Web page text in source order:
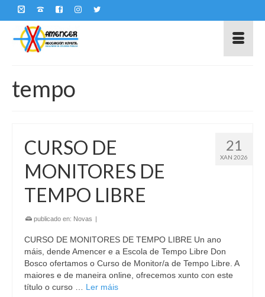
tempo
21
XAN 2026
CURSO DE
MONITORES DE
TEMPO LIBRE
publicado en: Novas |
CURSO DE MONITORES DE TEMPO LIBRE Un ano
máis, dende Amencer e a Escola de Tempo Libre Don
Bosco ofertamos o Curso de Monitor/a de Tempo Libre. A
maiores e de maneira online, ofrecemos xunto con este
título o curso … Ler máis